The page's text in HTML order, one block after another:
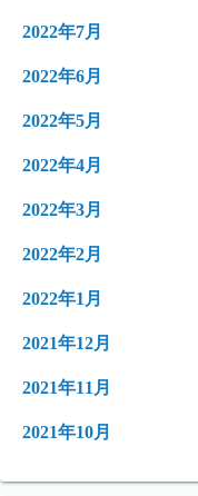
2022年7月
2022年6月
2022年5月
2022年4月
2022年3月
2022年2月
2022年1月
2021年12月
2021年11月
2021年10月